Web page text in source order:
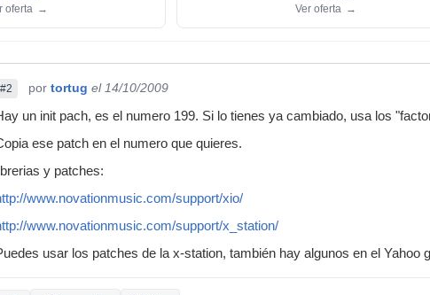
oferta → Ver oferta →
#2 por tortug el 14/10/2009
un init pach, es el numero 199. Si lo tienes ya cambiado, usa los
ese patch en el numero que quieres.
y patches:
www.novationmusic.com/support/xio/
www.novationmusic.com/support/x_station/
usar los patches de la x-station, también hay algunos en el Yahoo